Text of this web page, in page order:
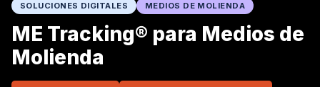
SOLUCIONES DIGITALES MEDIOS DE MOLIENDA
ME Tracking® para Medios de
Molienda